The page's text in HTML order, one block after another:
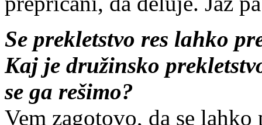
Se prekletstvo res lahko
Kaj je družinsko
se ga rešimo?
Vem zagotovo, da se